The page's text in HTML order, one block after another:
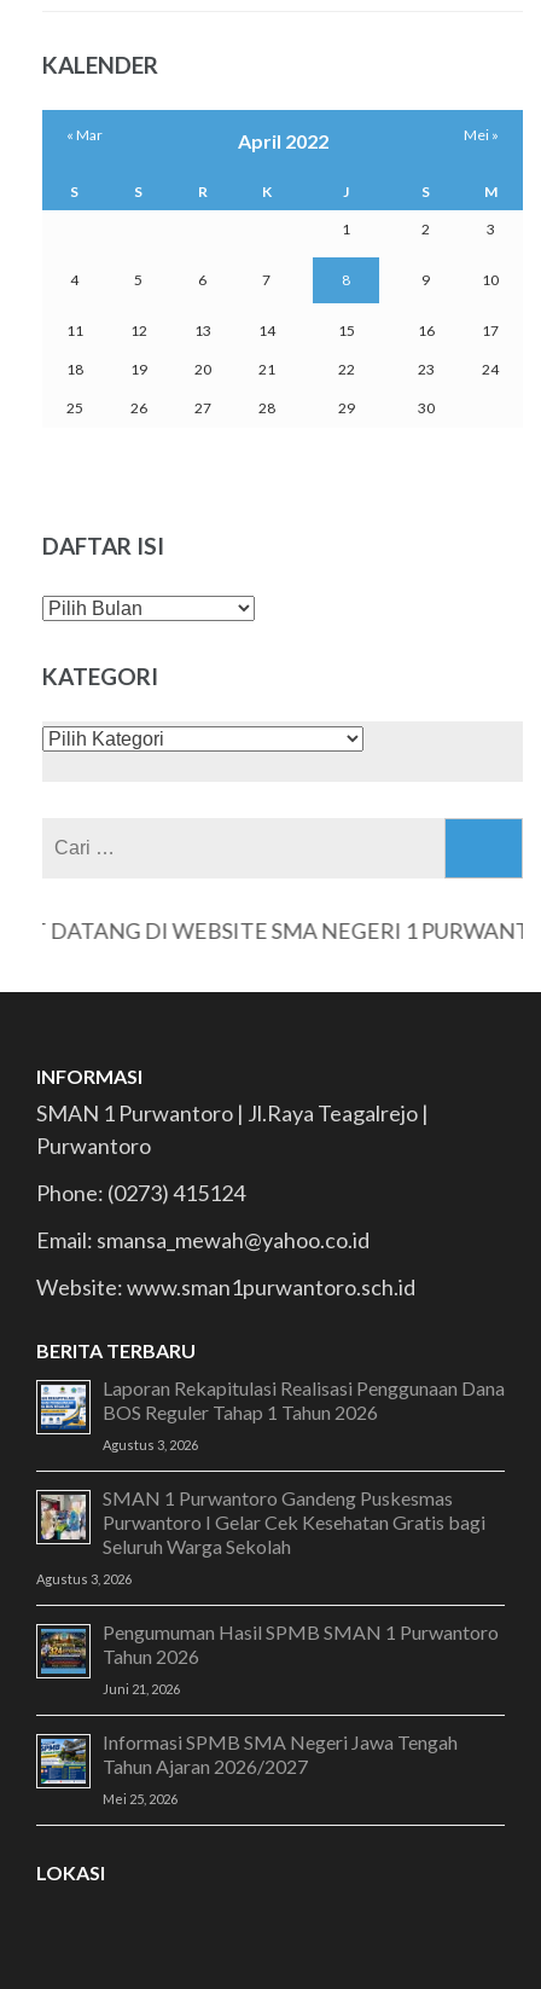
KALENDER
April 2022
S S R K J S M
1 2 3
4 5 6 7 8 9 10
11 12 13 14 15 16 17
18 19 20 21 22 23 24
25 26 27 28 29 30
« Mar Mei »
DAFTAR ISI
DAFTAR
KATEGORI
KATEGORI
DI WEBSITE SMA NEGERI 1 PURWANTORO
INFORMASI
SMAN 1 Purwantoro | Jl.Raya Teagalrejo |
Purwantoro
Phone: (0273) 415124
Email: smansa_mewah@yahoo.co.id
Website: www.sman1purwantoro.sch.id
BERITA TERBARU
Laporan Rekapitulasi Realisasi Penggunaan Dana
BOS Reguler Tahap 1 Tahun 2026
Agustus 3, 2026
SMAN 1 Purwantoro Gandeng Puskesmas
Purwantoro I Gelar Cek Kesehatan Gratis bagi
Seluruh Warga Sekolah
Agustus 3, 2026
Pengumuman Hasil SPMB SMAN 1 Purwantoro
Tahun 2026
Juni 21, 2026
Informasi SPMB SMA Negeri Jawa Tengah
Tahun Ajaran 2026/2027
Mei 25, 2026
LOKASI